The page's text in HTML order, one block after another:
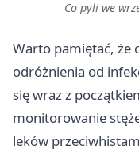
Co pyli we
Warto pamiętać, że
odróżnienia od
się wraz z
monitorowanie
leków